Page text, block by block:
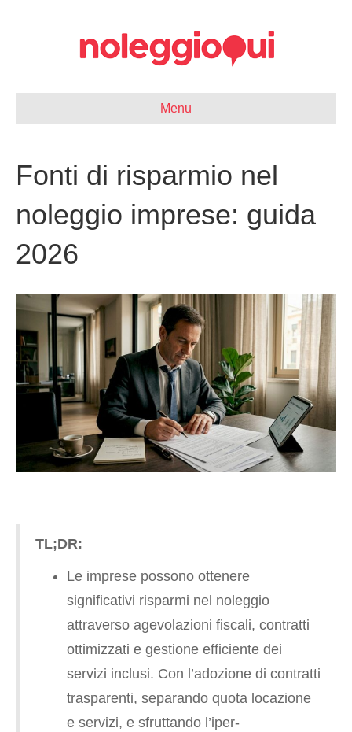
Menu
Fonti di risparmio nel
noleggio imprese: guida
2026
TL;DR:
Le imprese possono ottenere
significativi risparmi nel noleggio
attraverso agevolazioni fiscali, contratti
ottimizzati e gestione efficiente dei
servizi inclusi. Con l’adozione di contratti
trasparenti, separando quota locazione
e servizi, e sfruttando l’iper-